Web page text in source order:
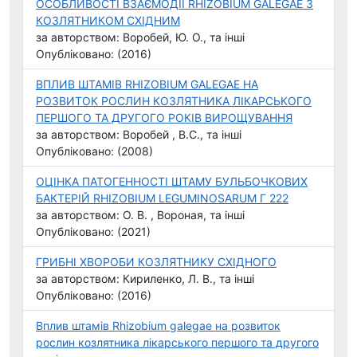
ОСОБЛИВОСТІ ВЗАЄМОДІЇ RHIZOBIUM GALEGAE З
КОЗЛЯТНИКОМ СХІДНИМ
за авторством: Воробей, Ю. О., та інші
Опубліковано: (2016)
ВПЛИВ ШТАМІВ RHIZOBIUM GALEGAE НА
РОЗВИТОК РОСЛИН КОЗЛЯТНИКА ЛІКАРСЬКОГО
ПЕРШОГО ТА ДРУГОГО РОКІВ ВИРОЩУВАННЯ
за авторством: Воробей , В.С., та інші
Опубліковано: (2008)
ОЦІНКА ПАТОГЕННОСТІ ШТАМУ БУЛЬБОЧКОВИХ
БАКТЕРІЙ RHIZOBIUM LEGUMINOSARUM Г 222
за авторством: О. В. , Вороная, та інші
Опубліковано: (2021)
ГРИБНІ ХВОРОБИ КОЗЛЯТНИКУ СХІДНОГО
за авторством: Кириленко, Л. В., та інші
Опубліковано: (2016)
Вплив штамів Rhizobium galegae на розвиток
рослин козлятника лікарського першого та другого